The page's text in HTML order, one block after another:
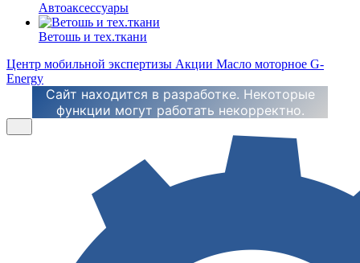
Автоаксессуары
Ветошь и тех.ткани
Центр мобильной экспертизы Акции Масло моторное G-
Energy
Сайт находится в разработке. Некоторые
функции могут работать некорректно.